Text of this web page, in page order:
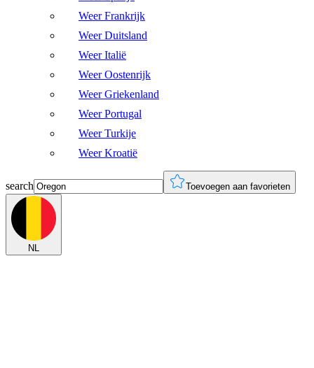
Weer Frankrijk
Weer Duitsland
Weer Italië
Weer Oostenrijk
Weer Griekenland
Weer Portugal
Weer Turkije
Weer Kroatië
search Toevoegen aan favorieten
NL